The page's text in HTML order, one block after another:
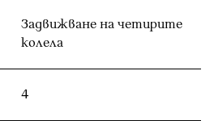
Задвижване на четирите
колела
4